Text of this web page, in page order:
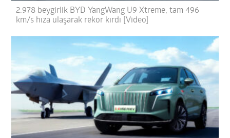
2.978 beygirlik BYD YangWang U9 Xtreme, tam 496
km/s hıza ulaşarak rekor kırdı [Video]